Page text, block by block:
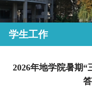
学科建设
科学研究
学生工作
学生工作
2026年地学院暑期